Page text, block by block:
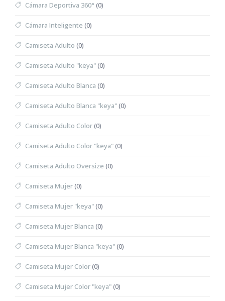
Cámara Deportiva 360° (0)
Cámara Inteligente (0)
Camiseta Adulto (0)
Camiseta Adulto "keya"(0)
Camiseta Adulto Blanca (0)
Camiseta Adulto Blanca "keya"(0)
Camiseta Adulto Color(0)
Camiseta Adulto Color "keya"(0)
Camiseta Adulto Oversize (0)
Camiseta Mujer(0)
Camiseta Mujer "keya"(0)
Camiseta Mujer Blanca (0)
Camiseta Mujer Blanca "keya"(0)
Camiseta Mujer Color(0)
Camiseta Mujer Color "keya"(0)